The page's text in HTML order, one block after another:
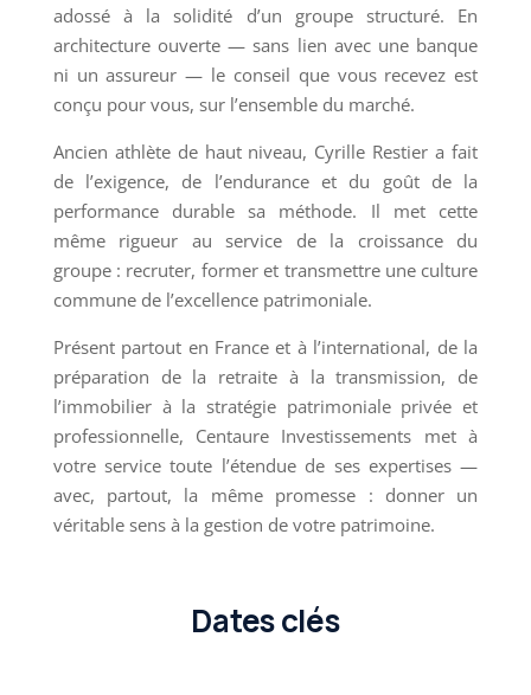
adossé à la solidité d’un groupe structuré. En
architecture ouverte — sans lien avec une banque
ni un assureur — le conseil que vous recevez est
conçu pour vous, sur l’ensemble du marché.
Ancien athlète de haut niveau, Cyrille Restier a fait
de l’exigence, de l’endurance et du goût de la
performance durable sa méthode. Il met cette
même rigueur au service de la croissance du
groupe : recruter, former et transmettre une culture
commune de l’excellence patrimoniale.
Présent partout en France et à l’international, de la
préparation de la retraite à la transmission, de
l’immobilier à la stratégie patrimoniale privée et
professionnelle, Centaure Investissements met à
votre service toute l’étendue de ses expertises —
avec, partout, la même promesse : donner un
véritable sens à la gestion de votre patrimoine.
Dates clés